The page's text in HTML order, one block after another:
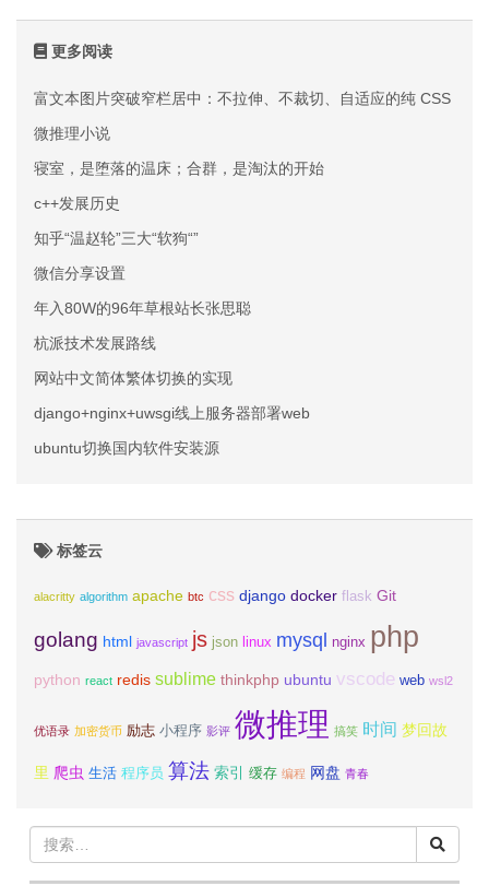
更多阅读
富文本图片突破窄栏居中：不拉伸、不裁切、自适应的纯 CSS 方案
微推理小说
寝室，是堕落的温床；合群，是淘汰的开始
c++发展历史
知乎“温赵轮”三大“软狗“”
微信分享设置
年入80W的96年草根站长张思聪
杭派技术发展路线
网站中文简体繁体切换的实现
django+nginx+uwsgi线上服务器部署web
ubuntu切换国内软件安装源
标签云
alacritty algorithm apache btc css django docker flask Git
golang html javascript js json linux mysql nginx php
python react redis sublime thinkphp ubuntu vscode web wsl2
优语录 加密货币 励志 小程序 影评 微推理 搞笑 时间 梦回故
里 爬虫 生活 程序员 算法 索引 缓存 编程 网盘 青春